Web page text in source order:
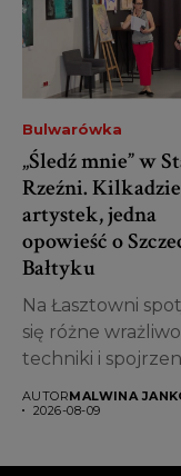
Bulwarówka
„Śledź mnie” w
Rzeźni.
artystek, jedna
opowieść o
Bałtyku
Na Łasztowni
się różne
techniki i
AUTORMALWINA
2026-08-09